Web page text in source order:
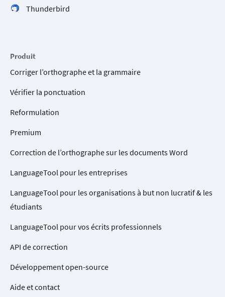
Thunderbird
Produit
Corriger l’orthographe et la grammaire
Vérifier la ponctuation
Reformulation
Premium
Correction de l’orthographe sur les documents Word
LanguageTool pour les entreprises
LanguageTool pour les organisations à but non lucratif & les
étudiants
LanguageTool pour vos écrits professionnels
API de correction
Développement open-source
Aide et contact